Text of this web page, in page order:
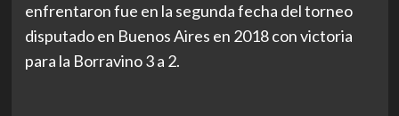
enfrentaron fue en la segunda fecha del torneo
disputado en Buenos Aires en 2018 con victoria
para la Borravino 3 a 2.